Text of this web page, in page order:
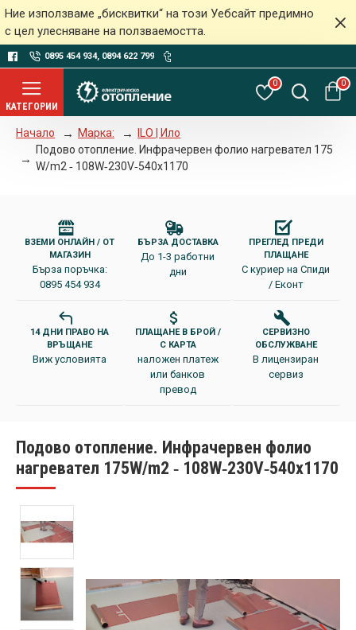
Ние използваме „бисквитки“ на този Уебсайт предимно
с цел улесняване на ползваемостта.
0895 454 934, 0894 622 799
0 0
Начало Марка:
ILO | Ило
Подово отопление. Инфрачервен фолио нагревател 175
W/m2 ‐ 108W‐230V‐540x1170
ВЗЕМИ ОНЛАЙН / ОТ
МАГАЗИН
Бърза поръчка:
0895 454 934
БЪРЗА ДОСТАВКА
До 1-3 работни
дни
ПРЕГЛЕД ПРЕДИ
ПЛАЩАНЕ
С куриер на Спиди
/ Еконт
14 ДНИ ПРАВО НА
ВРЪЩАНЕ
Виж условията
ПЛАЩАНЕ В БРОЙ /
С КАРТА
наложен платеж
или банков
превод
СЕРВИЗНО
ОБСЛУЖВАНЕ
В лицензиран
сервиз
Подово отопление. Инфрачервен фолио
нагревател 175W/m2 ‐ 108W‐230V‐540x1170